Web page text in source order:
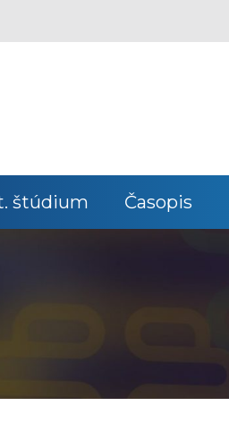
štúdium Časopis